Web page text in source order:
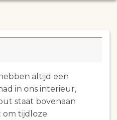
altijd een
in ons interieur,
staat bovenaan
om tijdloze